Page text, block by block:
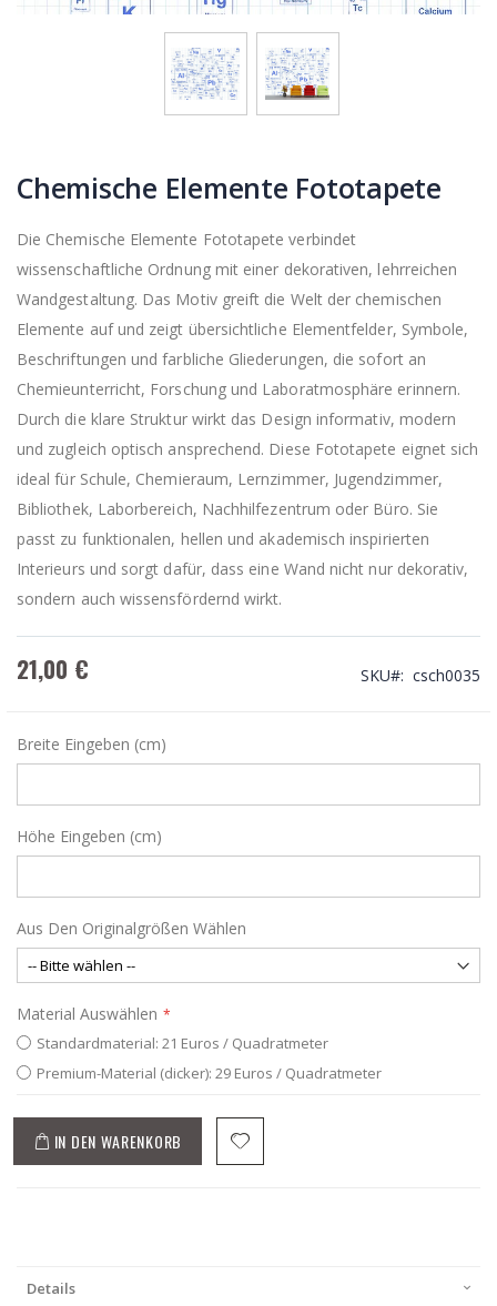
Chemische Elemente Fototapete
Die Chemische Elemente Fototapete verbindet
wissenschaftliche Ordnung mit einer dekorativen, lehrreichen
Wandgestaltung. Das Motiv greift die Welt der chemischen
Elemente auf und zeigt übersichtliche Elementfelder, Symbole,
Beschriftungen und farbliche Gliederungen, die sofort an
Chemieunterricht, Forschung und Laboratmosphäre erinnern.
Durch die klare Struktur wirkt das Design informativ, modern
und zugleich optisch ansprechend. Diese Fototapete eignet sich
ideal für Schule, Chemieraum, Lernzimmer, Jugendzimmer,
Bibliothek, Laborbereich, Nachhilfezentrum oder Büro. Sie
passt zu funktionalen, hellen und akademisch inspirierten
Interieurs und sorgt dafür, dass eine Wand nicht nur dekorativ,
sondern auch wissensfördernd wirkt.
21,00 € SKU csch0035
Breite Eingeben (cm)
Höhe Eingeben (cm)
Aus Den Originalgrößen Wählen
Material Auswählen
Standardmaterial: 21 Euros / Quadratmeter
Premium-Material (dicker): 29 Euros / Quadratmeter
IN DEN WARENKORB
Details